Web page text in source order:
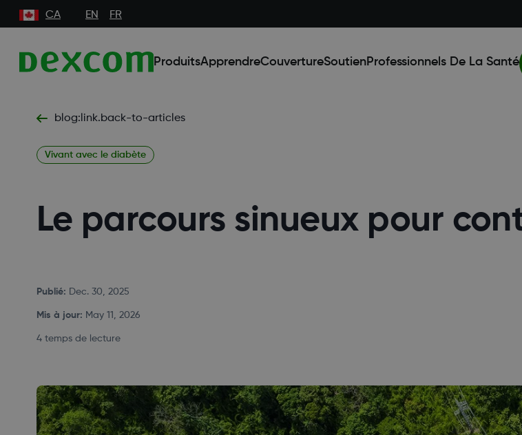
CA EN FR
ProduitsApprendreCouvertureSoutienProfessionnels De La Santé
blog:link.back-to-articles
Vivant avec le diabète
Le parcours sinueux pour
Publié: Dec. 30, 2025
Mis à jour: May 11, 2026
4 temps de lecture